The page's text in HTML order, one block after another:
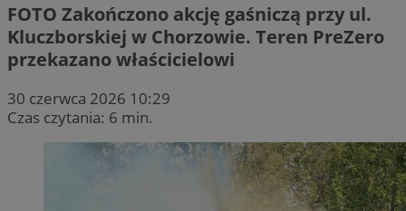
FOTO Zakończono akcję gaśniczą przy ul.
Kluczborskiej w Chorzowie. Teren PreZero
przekazano właścicielowi
30 czerwca 2026 10:29
Czas czytania: 6 min.